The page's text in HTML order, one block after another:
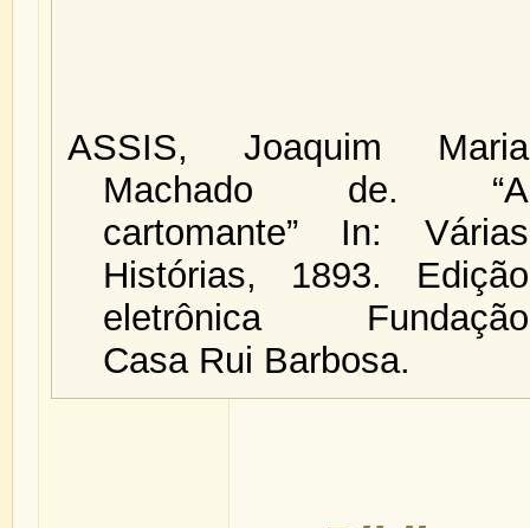
ASSIS, Joaquim Maria
Machado de. “A
cartomante” In: Várias
Histórias, 1893. Edição
eletrônica Fundação
Casa Rui Barbosa.